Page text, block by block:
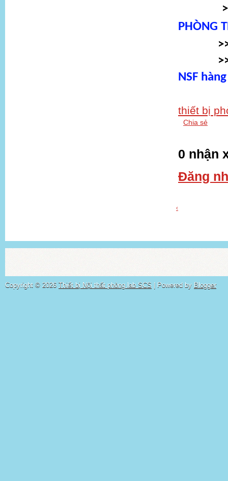
PHÒNG
NSF
thiết bị
Chia sẻ
0 nhận
Đăng
‹
Copyright © 2026 Thiết bị Nội thất phòng lab SCS | Powered by Blogger